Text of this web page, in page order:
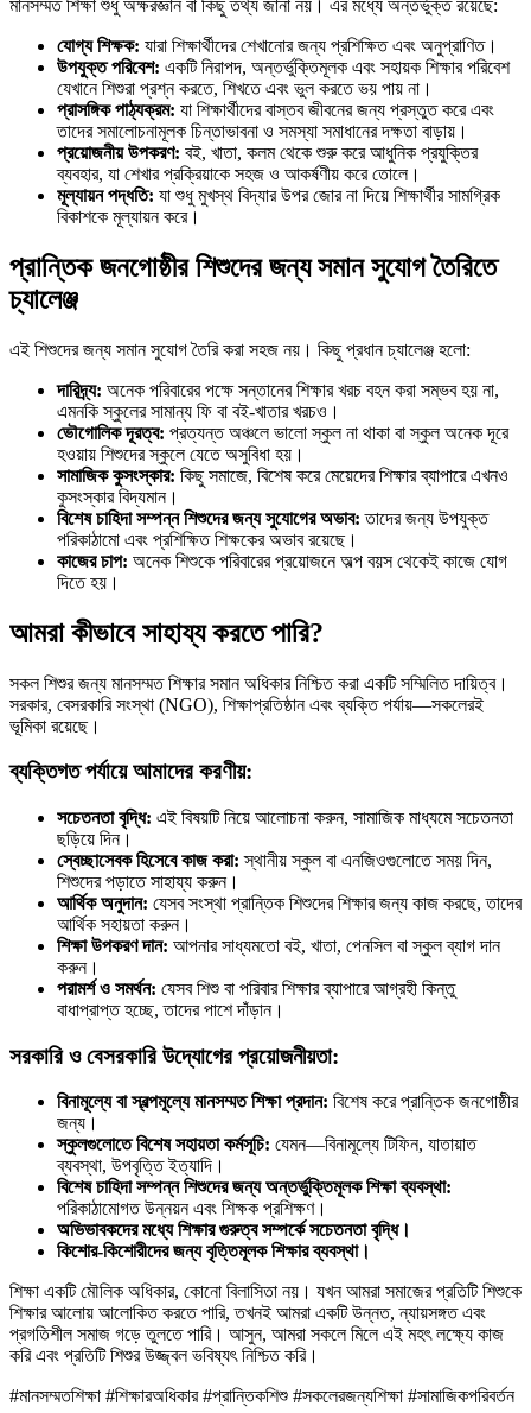
মানসম্মত শিক্ষা শুধু অক্ষরজ্ঞান বা কিছু তথ্য জানা নয়। এর মধ্যে অন্তর্ভুক্ত রয়েছে:
যোগ্য শিক্ষক: যারা শিক্ষার্থীদের শেখানোর জন্য প্রশিক্ষিত এবং অনুপ্রাণিত।
উপযুক্ত পরিবেশ: একটি নিরাপদ, অন্তর্ভুক্তিমূলক এবং সহায়ক শিক্ষার পরিবেশ
যেখানে শিশুরা প্রশ্ন করতে, শিখতে এবং ভুল করতে ভয় পায় না।
প্রাসঙ্গিক পাঠ্যক্রম: যা শিক্ষার্থীদের বাস্তব জীবনের জন্য প্রস্তুত করে এবং
তাদের সমালোচনামূলক চিন্তাভাবনা ও সমস্যা সমাধানের দক্ষতা বাড়ায়।
প্রয়োজনীয় উপকরণ: বই, খাতা, কলম থেকে শুরু করে আধুনিক প্রযুক্তির
ব্যবহার, যা শেখার প্রক্রিয়াকে সহজ ও আকর্ষণীয় করে তোলে।
মূল্যায়ন পদ্ধতি: যা শুধু মুখস্থ বিদ্যার উপর জোর না দিয়ে শিক্ষার্থীর সামগ্রিক
বিকাশকে মূল্যায়ন করে।
প্রান্তিক জনগোষ্ঠীর শিশুদের জন্য সমান সুযোগ তৈরিতে
চ্যালেঞ্জ
এই শিশুদের জন্য সমান সুযোগ তৈরি করা সহজ নয়। কিছু প্রধান চ্যালেঞ্জ হলো:
দারিদ্র্য: অনেক পরিবারের পক্ষে সন্তানের শিক্ষার খরচ বহন করা সম্ভব হয় না,
এমনকি স্কুলের সামান্য ফি বা বই-খাতার খরচও।
ভৌগোলিক দূরত্ব: প্রত্যন্ত অঞ্চলে ভালো স্কুল না থাকা বা স্কুল অনেক দূরে
হওয়ায় শিশুদের স্কুলে যেতে অসুবিধা হয়।
সামাজিক কুসংস্কার: কিছু সমাজে, বিশেষ করে মেয়েদের শিক্ষার ব্যাপারে এখনও
কুসংস্কার বিদ্যমান।
বিশেষ চাহিদা সম্পন্ন শিশুদের জন্য সুযোগের অভাব: তাদের জন্য উপযুক্ত
পরিকাঠামো এবং প্রশিক্ষিত শিক্ষকের অভাব রয়েছে।
কাজের চাপ: অনেক শিশুকে পরিবারের প্রয়োজনে অল্প বয়স থেকেই কাজে যোগ
দিতে হয়।
আমরা কীভাবে সাহায্য করতে পারি?
সকল শিশুর জন্য মানসম্মত শিক্ষার সমান অধিকার নিশ্চিত করা একটি সম্মিলিত দায়িত্ব।
সরকার, বেসরকারি সংস্থা (NGO), শিক্ষাপ্রতিষ্ঠান এবং ব্যক্তি পর্যায়—সকলেরই
ভূমিকা রয়েছে।
ব্যক্তিগত পর্যায়ে আমাদের করণীয়:
সচেতনতা বৃদ্ধি: এই বিষয়টি নিয়ে আলোচনা করুন, সামাজিক মাধ্যমে সচেতনতা
ছড়িয়ে দিন।
স্বেচ্ছাসেবক হিসেবে কাজ করা: স্থানীয় স্কুল বা এনজিওগুলোতে সময় দিন,
শিশুদের পড়াতে সাহায্য করুন।
আর্থিক অনুদান: যেসব সংস্থা প্রান্তিক শিশুদের শিক্ষার জন্য কাজ করছে, তাদের
আর্থিক সহায়তা করুন।
শিক্ষা উপকরণ দান: আপনার সাধ্যমতো বই, খাতা, পেনসিল বা স্কুল ব্যাগ দান
করুন।
পরামর্শ ও সমর্থন: যেসব শিশু বা পরিবার শিক্ষার ব্যাপারে আগ্রহী কিন্তু
বাধাপ্রাপ্ত হচ্ছে, তাদের পাশে দাঁড়ান।
সরকারি ও বেসরকারি উদ্যোগের প্রয়োজনীয়তা:
বিনামূল্যে বা স্বল্পমূল্যে মানসম্মত শিক্ষা প্রদান: বিশেষ করে প্রান্তিক জনগোষ্ঠীর
জন্য।
স্কুলগুলোতে বিশেষ সহায়তা কর্মসূচি: যেমন—বিনামূল্যে টিফিন, যাতায়াত
ব্যবস্থা, উপবৃত্তি ইত্যাদি।
বিশেষ চাহিদা সম্পন্ন শিশুদের জন্য অন্তর্ভুক্তিমূলক শিক্ষা ব্যবস্থা:
পরিকাঠামোগত উন্নয়ন এবং শিক্ষক প্রশিক্ষণ।
অভিভাবকদের মধ্যে শিক্ষার গুরুত্ব সম্পর্কে সচেতনতা বৃদ্ধি।
কিশোর-কিশোরীদের জন্য বৃত্তিমূলক শিক্ষার ব্যবস্থা।
শিক্ষা একটি মৌলিক অধিকার, কোনো বিলাসিতা নয়। যখন আমরা সমাজের প্রতিটি শিশুকে
শিক্ষার আলোয় আলোকিত করতে পারি, তখনই আমরা একটি উন্নত, ন্যায়সঙ্গত এবং
প্রগতিশীল সমাজ গড়ে তুলতে পারি। আসুন, আমরা সকলে মিলে এই মহৎ লক্ষ্যে কাজ
করি এবং প্রতিটি শিশুর উজ্জ্বল ভবিষ্যৎ নিশ্চিত করি।
#মানসম্মতশিক্ষা #শিক্ষারঅধিকার #প্রান্তিকশিশু #সকলেরজন্যশিক্ষা #সামাজিকপরিবর্তন